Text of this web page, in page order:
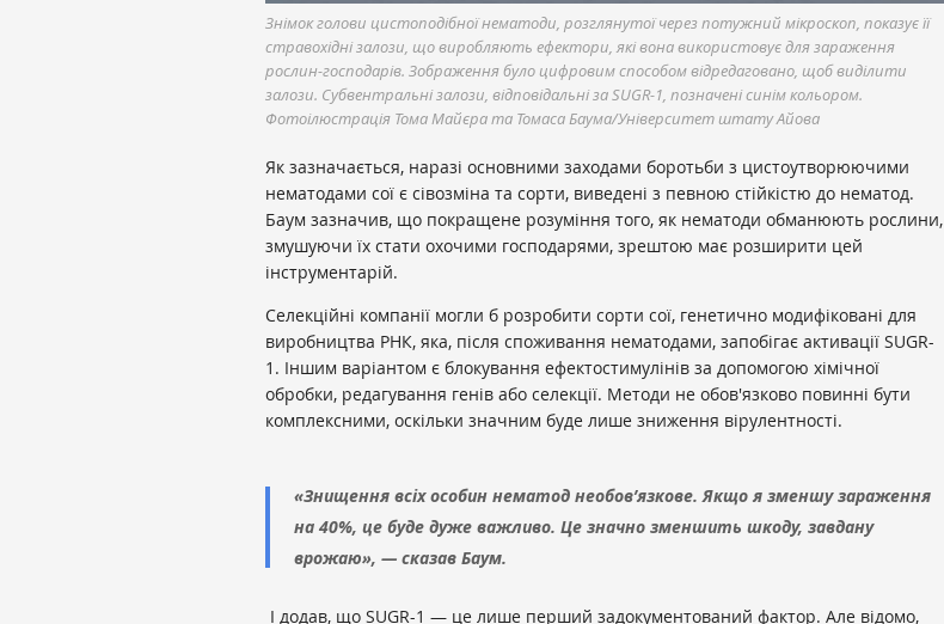
Знімок голови цистоподібної нематоди, розглянутої через потужний мікроскоп, показує її
стравохідні залози, що виробляють ефектори, які вона використовує для зараження
рослин-господарів. Зображення було цифровим способом відредаговано, щоб виділити
залози. Субвентральні залози, відповідальні за SUGR-1, позначені синім кольором.
Фотоілюстрація Тома Майєра та Томаса Баума/Університет штату Айова
Як зазначається, наразі основними заходами боротьби з цистоутворюючими
нематодами сої є сівозміна та сорти, виведені з певною стійкістю до нематод.
Баум зазначив, що покращене розуміння того, як нематоди обманюють рослини,
змушуючи їх стати охочими господарями, зрештою має розширити цей
інструментарій.
Селекційні компанії могли б розробити сорти сої, генетично модифіковані для
виробництва РНК, яка, після споживання нематодами, запобігає активації SUGR-
1. Іншим варіантом є блокування ефектостимулінів за допомогою хімічної
обробки, редагування генів або селекції. Методи не обов'язково повинні бути
комплексними, оскільки значним буде лише зниження вірулентності.
«Знищення всіх особин нематод необов’язкове. Якщо я зменшу зараження
на 40%, це буде дуже важливо. Це значно зменшить шкоду, завдану
врожаю», — сказав Баум.
І додав, що SUGR-1 — це лише перший задокументований фактор. Але відомо,